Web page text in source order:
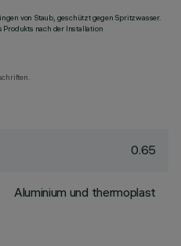
von Staub, geschützt gegen Spritzwasser.
nach der Installation
0.65
Aluminium und thermoplast